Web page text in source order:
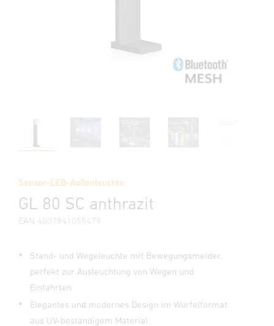
Sensor-LED-Außenleuchte
GL 80 SC anthrazit
EAN 4007841055479
Stand- und Wegeleuchte mit Bewegungsmelder,
perfekt zur Ausleuchtung von Wegen und
Einfahrten
Elegantes und modernes Design im Würfelformat
aus UV-beständigem Material